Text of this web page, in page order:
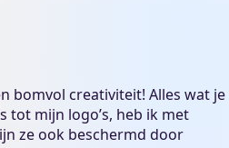
bomvol creativiteit! Alles wat je
tot mijn logo’s, heb ik met
ze ook beschermd door